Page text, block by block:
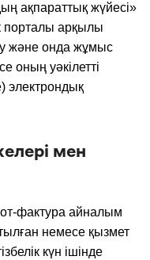
ақпараттық жүйесі»
порталы арқылы
және онда жұмыс
оның уәкілетті
электрондық
мен
фактура айналым
немесе қызмет
күн ішінде